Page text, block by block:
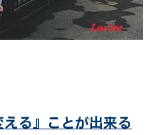
る』ことが出来る